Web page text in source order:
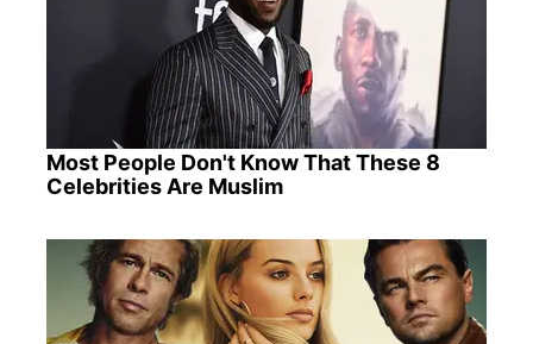
Most People Don't Know That These 8
Celebrities Are Muslim